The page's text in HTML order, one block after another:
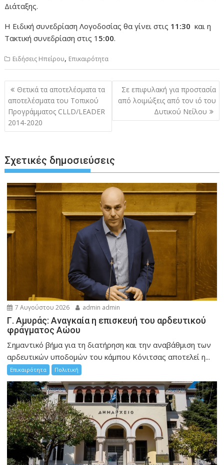
Διάταξης.
H Ειδική συνεδρίαση Λογοδοσίας θα γίνει στις 11:30 και η
Τακτική συνεδρίαση στις 1 5:00.
Ειδήσεις Ηπείρου, Επικαιρότητα
Πλοήγηση
άρθρων
Θετικά τα αποτελέσματα τα
αποτελέσματα του Τοπικού
Προγράμματος CLLD/LEADER
2014-2020
Σε επιφυλακή για προστασία
από λοιμώξεις από τον ιό του
Δυτικού Νείλου
Σχετικές δημοσιεύσεις
7 Αυγούστου 2026 admin admin
Γ. Αμυράς: Αναγκαία η επισκευή του αρδευτικού
φράγματος Αώου
Σημαντικό βήμα για τη διατήρηση και την αναβάθμιση των
αρδευτικών υποδομών του κάμπου Κόνιτσας αποτελεί η...
Επικαιρότητα Πολιτική